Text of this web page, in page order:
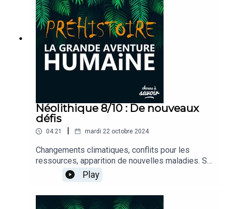
Néolithique 8/10 : De nouveaux
défis
04:21 | mardi 22 octobre 2024
Changements climatiques, conflits pour les
ressources, apparition de nouvelles maladies. Si
le Néolithique est souvent présenté comme une
époque de progrès et d’innovations, il a aussi été
marqué par des difficultés majeures qui ont mis à
l’épreuve les premières communautés
Play